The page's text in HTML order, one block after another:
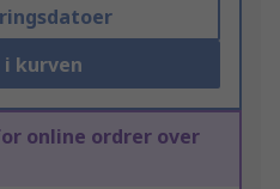
kurven
online ordrer over